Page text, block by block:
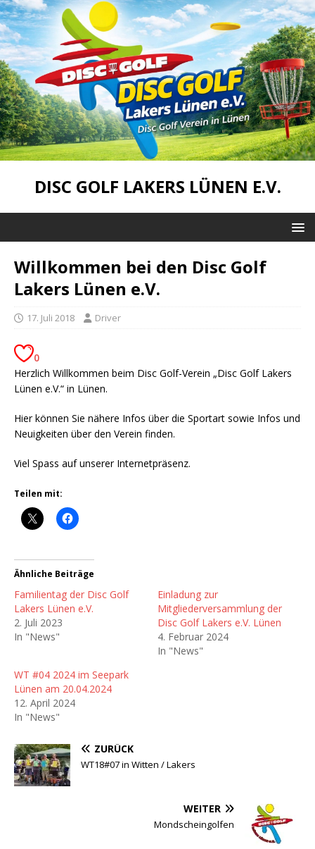
DISC GOLF LAKERS LÜNEN E.V.
Willkommen bei den Disc Golf
Lakers Lünen e.V.
17. Juli 2018 Driver
0
Herzlich Willkommen beim Disc Golf-Verein „Disc Golf Lakers
Lünen e.V.“ in Lünen.
Hier können Sie nähere Infos über die Sportart sowie Infos und
Neuigkeiten über den Verein finden.
Viel Spass auf unserer Internetpräsenz.
Teilen mit:
Ähnliche Beiträge
Familientag der Disc Golf
Lakers Lünen e.V.
2. Juli 2023
In "News"
Einladung zur
Mitgliederversammlung der
Disc Golf Lakers e.V. Lünen
4. Februar 2024
In "News"
WT #04 2024 im Seepark
Lünen am 20.04.2024
12. April 2024
In "News"
ZURÜCK
WT18#07 in Witten / Lakers
WEITER
Mondscheingolfen